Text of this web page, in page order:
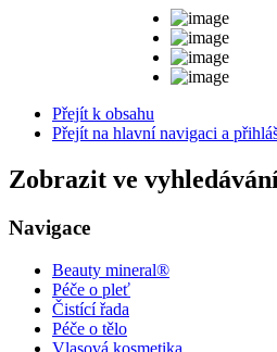
Přejít k obsahu
Přejít na hlavní navigaci a
Zobrazit ve
Navigace
Beauty mineral®
Péče o pleť
Čistící řada
Péče o tělo
Vlasová kosmetika